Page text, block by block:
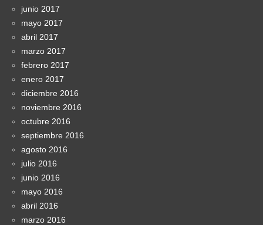
junio 2017
mayo 2017
abril 2017
marzo 2017
febrero 2017
enero 2017
diciembre 2016
noviembre 2016
octubre 2016
septiembre 2016
agosto 2016
julio 2016
junio 2016
mayo 2016
abril 2016
marzo 2016